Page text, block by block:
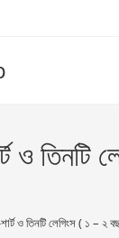
ও তিনটি
শার্ট ও তিনটি লেগিংস ( ১ – ২